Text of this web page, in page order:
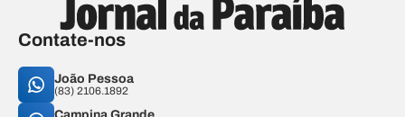
Contate-nos
João Pessoa
(83) 2106.1892